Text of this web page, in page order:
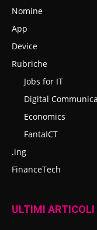
Nomine
App
Device
Rubriche
Jobs for IT
Digital
Economics
FantaICT
.ing
FinanceTech
ULTIMI ARTICOLI